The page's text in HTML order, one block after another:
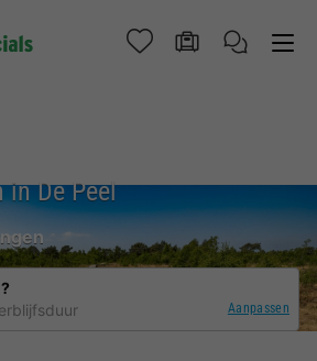
in De Peel
Aanpassen